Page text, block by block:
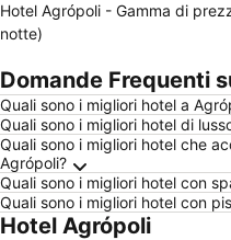
Hotel Agrópoli - Gamma di
notte)
Domande Frequenti
Quali sono i migliori hotel a
Quali sono i migliori hotel di
Quali sono i migliori hotel che
Agrópoli?
Quali sono i migliori hotel con
Quali sono i migliori hotel con
Hotel Agrópoli